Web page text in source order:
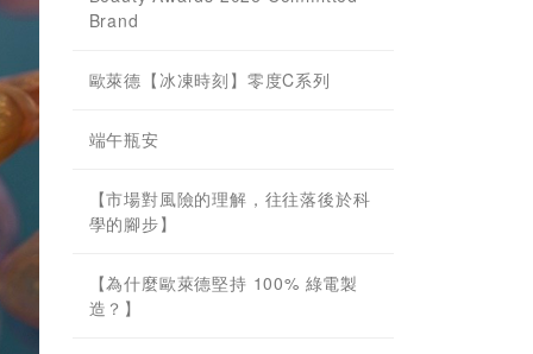
Brand
歐萊德【冰凍時刻】零度C系列
端午瓶安
【市場對風險的理解，往往落後於科
學的腳步】
【為什麼歐萊德堅持 100% 綠電製
造？】